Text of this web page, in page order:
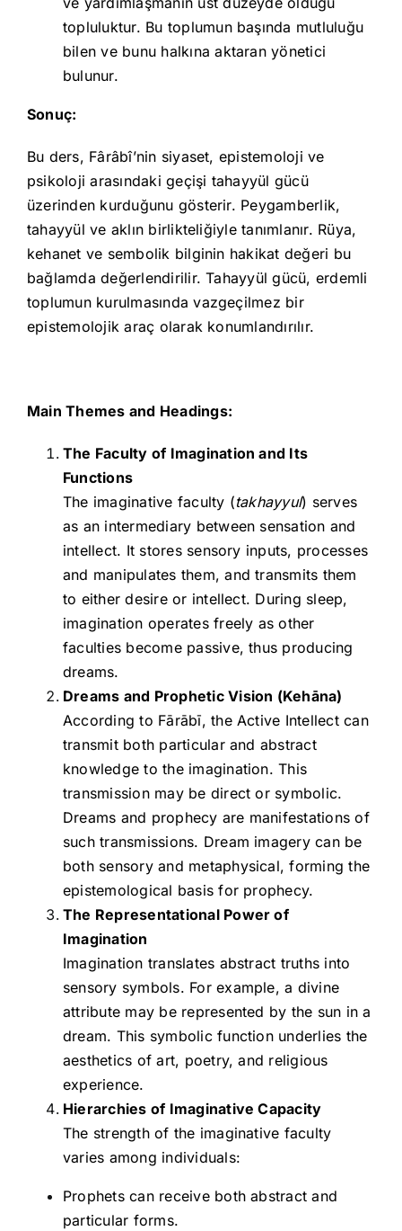
topluluktur. Bu toplumun başında mutluluğu
bilen ve bunu halkına aktaran yönetici
bulunur.
Sonuç:
Bu ders, Fârâbî’nin siyaset, epistemoloji ve
psikoloji arasındaki geçişi tahayyül gücü
üzerinden kurduğunu gösterir. Peygamberlik,
tahayyül ve aklın birlikteliğiyle tanımlanır. Rüya,
kehanet ve sembolik bilginin hakikat değeri bu
bağlamda değerlendirilir. Tahayyül gücü, erdemli
toplumun kurulmasında vazgeçilmez bir
epistemolojik araç olarak konumlandırılır.
Main Themes and Headings:
The Faculty of Imagination and Its
Functions
The imaginative faculty (takhayyul) serves
as an intermediary between sensation and
intellect. It stores sensory inputs, processes
and manipulates them, and transmits them
to either desire or intellect. During sleep,
imagination operates freely as other
faculties become passive, thus producing
dreams.
Dreams and Prophetic Vision (Kehāna)
According to Fārābī, the Active Intellect can
transmit both particular and abstract
knowledge to the imagination. This
transmission may be direct or symbolic.
Dreams and prophecy are manifestations of
such transmissions. Dream imagery can be
both sensory and metaphysical, forming the
epistemological basis for prophecy.
The Representational Power of
Imagination
Imagination translates abstract truths into
sensory symbols. For example, a divine
attribute may be represented by the sun in a
dream. This symbolic function underlies the
aesthetics of art, poetry, and religious
experience.
Hierarchies of Imaginative Capacity
The strength of the imaginative faculty
varies among individuals:
Prophets can receive both abstract and
particular forms.